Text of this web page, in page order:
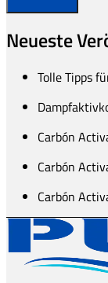
Neueste
Tolle Tipps
Carbón
Carbón
Carbón